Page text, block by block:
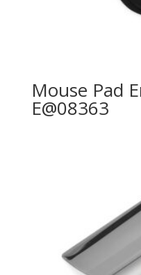
Mouse Pad
E@08363